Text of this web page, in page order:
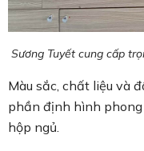
Sương Tuyết cung cấp
Màu sắc, chất liệu và
phần định hình phong
hộp ngủ.